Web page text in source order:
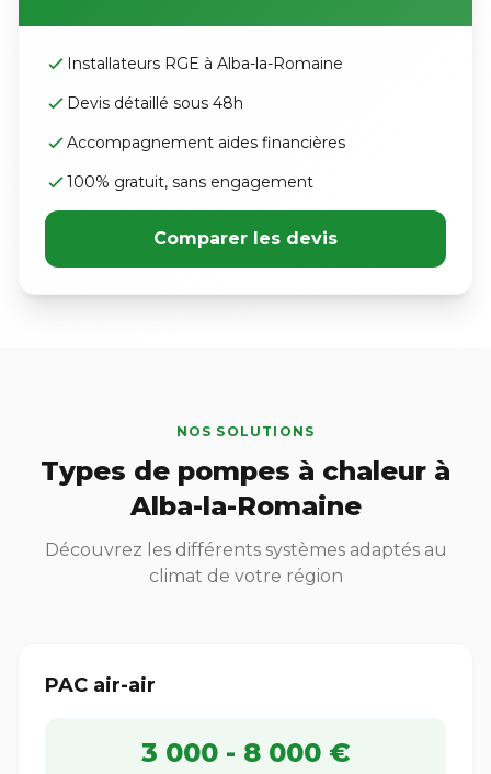
Installateurs RGE à Alba-la-Romaine
Devis détaillé sous 48h
Accompagnement aides financières
100% gratuit, sans engagement
Comparer les devis
NOS SOLUTIONS
Types de pompes à chaleur à
Alba-la-Romaine
Découvrez les différents systèmes adaptés au
climat de votre région
PAC air-air
3 000 - 8 000 €